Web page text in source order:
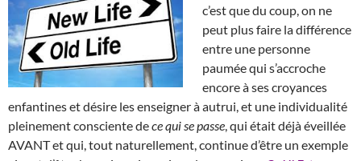
c’est que du coup, on ne
peut plus faire la différence
entre une personne
paumée qui s’accroche
encore à ses croyances
enfantines et désire les enseigner à autrui, et une individualité
pleinement consciente dece qui se passe , qui était déjà éveillée
AVANT et qui, tout naturellement, continue d’être un exemple